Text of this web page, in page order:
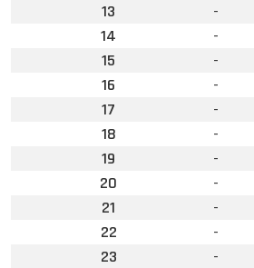
13
-
14
-
15
-
16
-
17
-
18
-
19
-
20
-
21
-
22
-
23
-